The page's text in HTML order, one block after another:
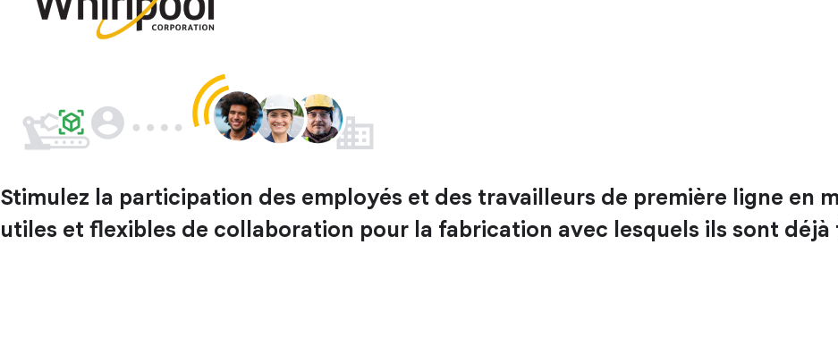
Stimulez la participation des employés et des travailleurs de première ligne en
utiles et flexibles de collaboration pour la fabrication avec lesquels ils sont déjà